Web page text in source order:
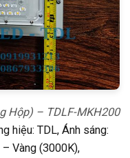
Hộp) – TDLF-MKH200
hiệu: TDL, Ánh sáng:
Vàng (3000K),